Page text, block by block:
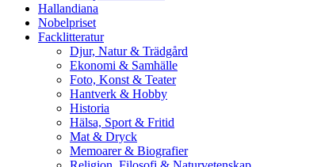
Hallandiana
Nobelpriset
Facklitteratur
Djur, Natur & Trädgård
Ekonomi & Samhälle
Foto, Konst & Teater
Hantverk & Hobby
Historia
Hälsa, Sport & Fritid
Mat & Dryck
Memoarer & Biografier